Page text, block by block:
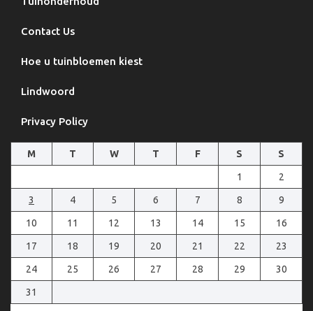
Contact Us
Hoe u tuinbloemen kiest
Lindwoord
Privacy Policy
M T W T F S S
1 2
3 4 5 6 7 8 9
10 11 12 13 14 15 16
17 18 19 20 21 22 23
24 25 26 27 28 29 30
31